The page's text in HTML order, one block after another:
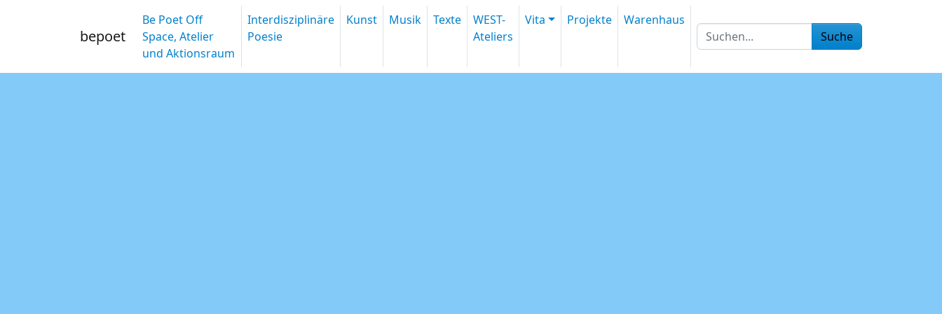
bepoet
Be Poet Off
Space, Atelier
und Aktionsraum
Interdisziplinäre
Poesie
Kunst Musik Texte
WEST-
Ateliers
Vita Projekte Warenhaus
Suche